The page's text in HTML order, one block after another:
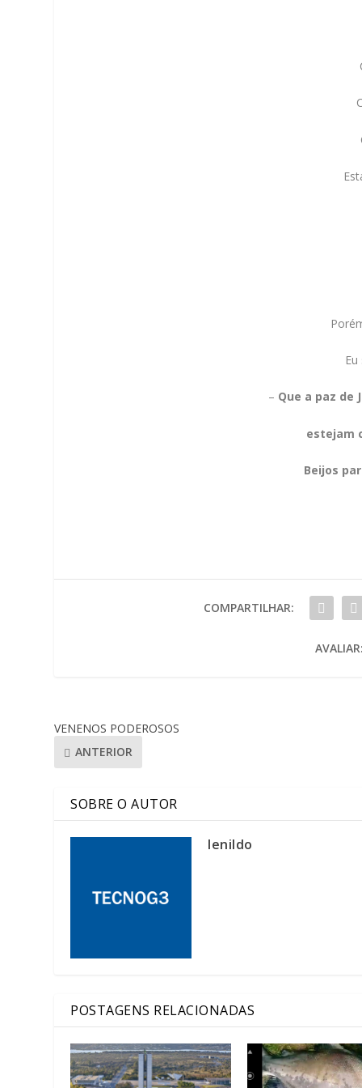
– Que a paz de
estejam
Beijos
COMPARTILHAR:
VENENOS PODEROSOS
ANTERIOR
SOBRE O AUTOR
lenildo
POSTAGENS RELACIONADAS